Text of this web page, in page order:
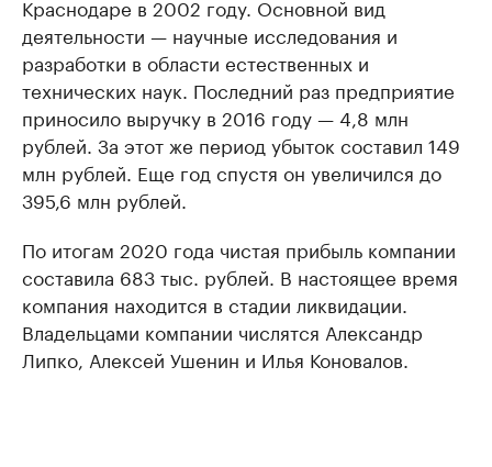
Краснодаре в 2002 году. Основной вид
деятельности — научные исследования и
разработки в области естественных и
технических наук. Последний раз предприятие
приносило выручку в 2016 году — 4,8 млн
рублей. За этот же период убыток составил 149
млн рублей. Еще год спустя он увеличился до
395,6 млн рублей.
По итогам 2020 года чистая прибыль компании
составила 683 тыс. рублей. В настоящее время
компания находится в стадии ликвидации.
Владельцами компании числятся Александр
Липко, Алексей Ушенин и Илья Коновалов.